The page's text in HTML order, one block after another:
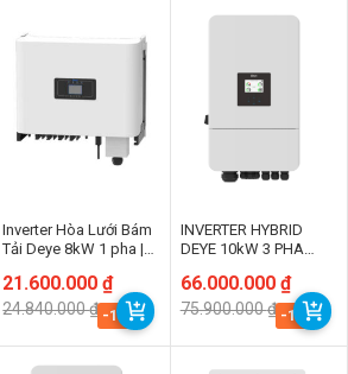
Inverter Hòa Lưới Bám
Tải Deye 8kW 1 pha |
AM2
24.840.000₫
Giá
gốc
là:
24.840.000 ₫.
21.600.000₫
Giá
hiện
tại
21.600.000 ₫.
-13%
INVERTER HYBRID
DEYE 10kW 3 PHA
SM2
75.900.000₫
Giá
gốc
là:
75.900.000 ₫.
66.000.000 ₫
Giá
hiện
tại
66.000.000 ₫.
-13%